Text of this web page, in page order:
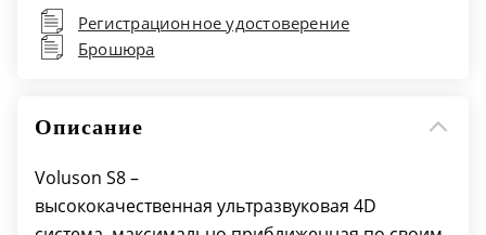
Инновационный интерфейс пользователя.
Работа в В-, М-режимах, наличие импульсно-
энергетического допплера (HD-Flow),
тканевая гармоника.
Система управления данными пациентов.
Регистрационное удостоверение
Брошюра
Описание
Voluson S8 –
высококачественная ультразвуковая 4D